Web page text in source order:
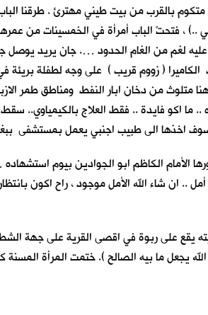
بالقرب من بيت طيني مهترئ . طرقنا
فتحتْ الباب أمرأة في الخمسينات من عمرها
عليه لغم من الغام الحدود …. جان يريد
( زووم قريب ) على وجه لطفلة
من دخان ابار النفط ومناطق طمر
ما اكو فايدة .. فقط العلاج بالكيمياوي..
الى طبيب اجنبي يعمل بمستشفى
الأمام الكاظم ابو الجوادين بيوم
شاء الله الأمل موجود ، راح اكون
يقع على ربوة في اقصى القرية على جهة
ما بيه الصالح ). ختمت المرأة المسنة